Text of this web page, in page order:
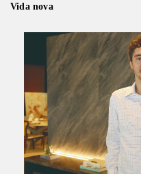
Vida nova